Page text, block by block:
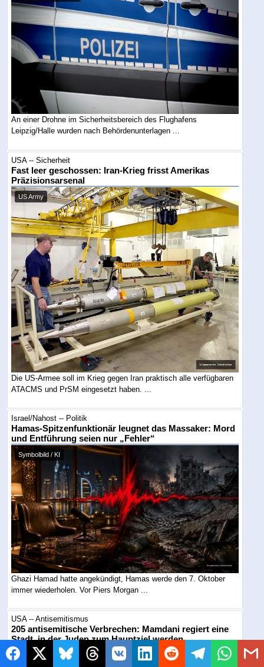
An einer Drohne im Sicherheitsbereich des Flughafens
Leipzig/Halle wurden nach Behördenunterlagen ...
USA -- Sicherheit
Fast leer geschossen: Iran-Krieg frisst Amerikas
Präzisionsarsenal
US Army
Die US-Armee soll im Krieg gegen Iran praktisch alle verfügbaren
ATACMS und PrSM eingesetzt haben. ...
Israel/Nahost -- Politik
Hamas-Spitzenfunktionär leugnet das Massaker: Mord
und Entführung seien nur „Fehler“
Symbolbild / KI
Ghazi Hamad hatte angekündigt, Hamas werde den 7. Oktober
immer wiederholen. Vor Piers Morgan ...
USA -- Antisemitismus
205 antisemitische Verbrechen: Mamdani regiert eine
Stadt, in der Juden zum Hauptziel werden
NYC Mayor's Office